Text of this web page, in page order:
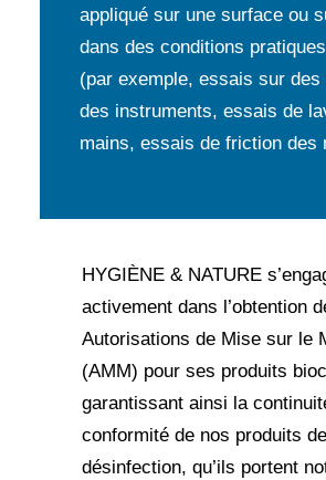
appliqué sur une surface ou
dans des conditions
(par exemple, essais sur des
des instruments, essais de
mains, essais de friction des
HYGIÈNE & NATURE
activement dans l’obtention
Autorisations de Mise sur le
(AMM) pour ses produits
garantissant ainsi la
conformité de nos produits de
désinfection, qu’ils portent